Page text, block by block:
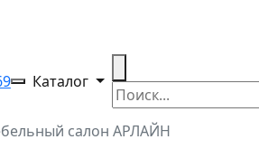
Каталог
салон АРЛАЙН